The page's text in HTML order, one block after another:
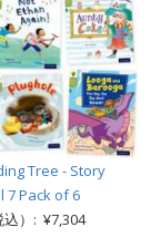
Tree - Story
7 Pack of 6
）: ¥7,304